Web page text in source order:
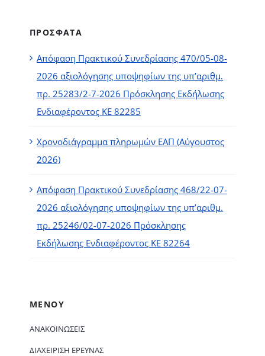
ΠΡΟΣΦΑΤΑ
Απόφαση Πρακτικού Συνεδρίασης 470/05-08-
2026 αξιολόγησης υποψηφίων της υπ’αριθμ.
πρ. 25283/2-7-2026 Πρόσκλησης Εκδήλωσης
Ενδιαφέροντος ΚΕ 82285
Χρονοδιάγραμμα πληρωμών ΕΑΠ (Αύγουστος
2026)
Απόφαση Πρακτικού Συνεδρίασης 468/22-07-
2026 αξιολόγησης υποψηφίων της υπ’αριθμ.
πρ. 25246/02-07-2026 Πρόσκλησης
Εκδήλωσης Ενδιαφέροντος ΚΕ 82264
ΜΕΝΟΥ
ΑΝΑΚΟΙΝΏΣΕΙΣ
ΔΙΑΧΕΊΡΙΣΗ ΈΡΕΥΝΑΣ